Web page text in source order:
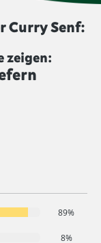
Curry Senf:
zeigen:
89%
8%